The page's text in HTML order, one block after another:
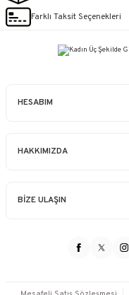
Farklı Taksit Seçenekleri
HESABIM
HAKKIMIZDA
BİZE ULAŞIN